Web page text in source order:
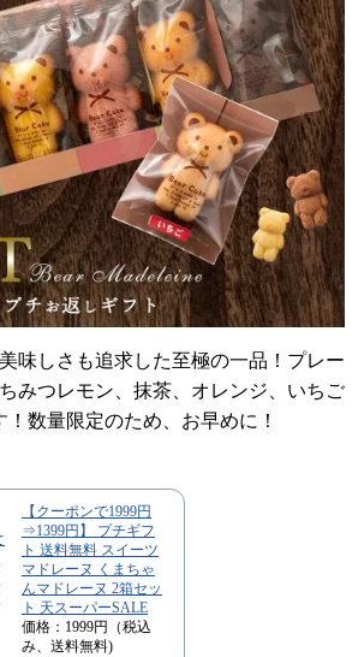
味しさも追求した至極の一品！プレー
みつレモン、抹茶、オレンジ、いちご
数量限定のため、お早めに！
【クーポンで1999円
⇒1399円】 プチギフ
ト 送料無料 スイーツ
マドレーヌ くまちゃ
んマドレーヌ 2箱セッ
ト 天スーパーSALE
価格：1999円（税込
み、送料無料)